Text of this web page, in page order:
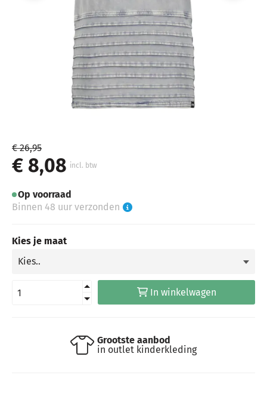
€ 26,95
€ 8,08 incl. btw
Op voorraad
Binnen 48 uur verzonden
Kies je maat
In winkelwagen
Grootste aanbod
in outlet kinderkleding